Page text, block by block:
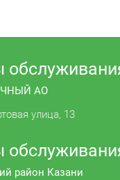
АО
улица, 13
район Казани